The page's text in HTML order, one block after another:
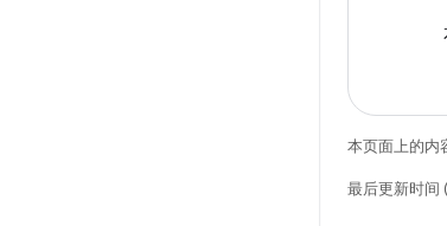
本页面上的内
最后更新时间